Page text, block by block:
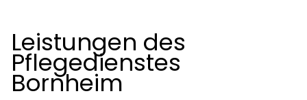
Leistungen des
Pflegedienstes
Bornheim